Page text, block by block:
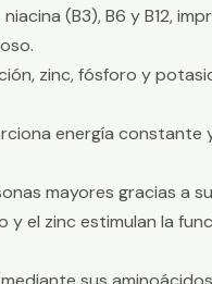
(B3), B6 y B12,
zinc, fósforo y
energía constante
mayores gracias a
y el zinc estimulan la